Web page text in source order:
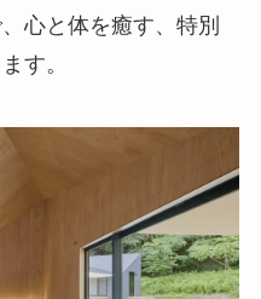
心と体を癒す、特別
す。